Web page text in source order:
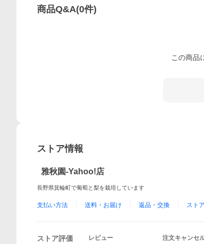
商品Q&A(0件)
この商品
ストア情報
雅秋園-Yahoo!店
長野県箕輪町で葡萄と梨を栽培しています
支払い方法 送料・お届け 返品・交換 スト
ストア評価 レビュー 注文キャンセ